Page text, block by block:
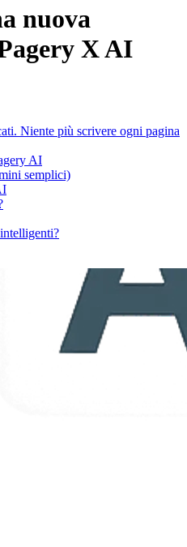
nuova
X AI
Niente più scrivere ogni pagina
AI
semplici)